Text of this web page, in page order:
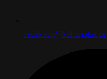
redaktion@kulturjoker.de